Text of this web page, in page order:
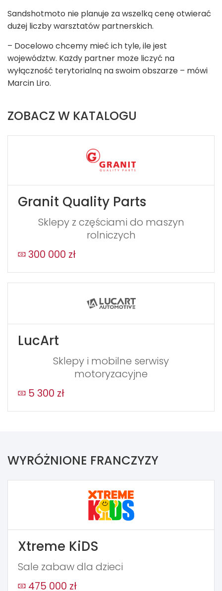
Sandshotmoto nie planuje za wszelką cenę otwierać
dużej liczby warsztatów partnerskich.
– Docelowo chcemy mieć ich tyle, ile jest
województw. Każdy partner może liczyć na
wyłączność terytorialną na swoim obszarze – mówi
Marcin Liro.
ZOBACZ W KATALOGU
Granit Quality Parts
Sklepy z częściami do maszyn
rolniczych
300 000 zł
LucArt
Sklepy i mobilne serwisy
motoryzacyjne
5 300 zł
WYRÓŻNIONE FRANCZYZY
Xtreme KiDS
Sale zabaw dla dzieci
475 000 zł